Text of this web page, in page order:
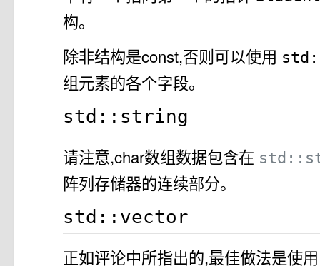
构。
除非结构是const,否则可以使用
组元素的各个字段。
std::string
请注意,char数组数据包含在
阵列存储器的连续部分。
std::vector
正如评论中所指出的,最佳做法是使